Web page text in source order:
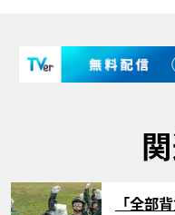
サムネイル
「全部